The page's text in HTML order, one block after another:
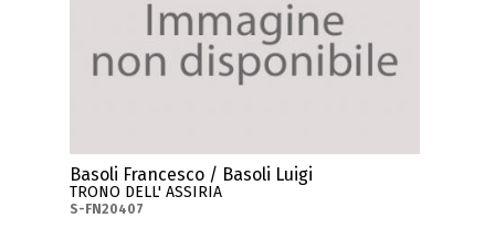
Basoli Francesco / Basoli Luigi
TRONO DELL' ASSIRIA
S-FN20407